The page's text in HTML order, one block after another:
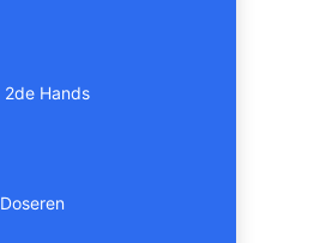
2de Hands
Doseren